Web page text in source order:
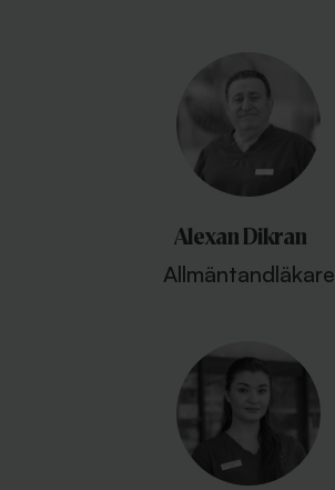
Alexan Dikran
Allmäntandläkare